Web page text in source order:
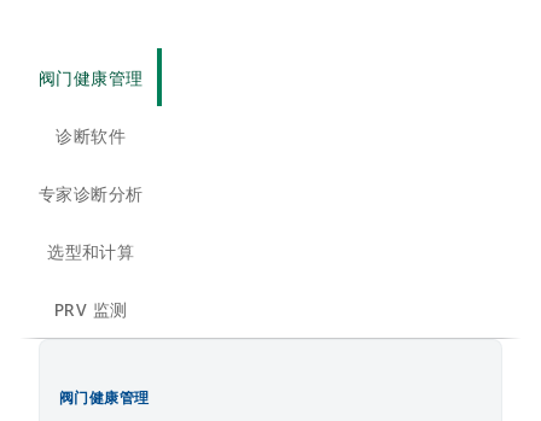
阀门健康管理
诊断软件
专家诊断分析
选型和计算
PRV 监测
阀门健康管理